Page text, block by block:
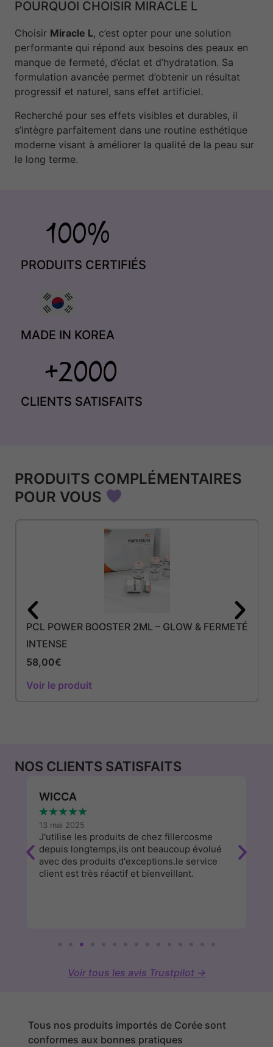
POURQUOI CHOISIR MIRACLE L
Choisir Miracle L, c’est opter pour une solution
performante qui répond aux besoins des peaux en
manque de fermeté, d’éclat et d’hydratation. Sa
formulation avancée permet d’obtenir un résultat
progressif et naturel, sans effet artificiel.
Recherché pour ses effets visibles et durables, il
s’intègre parfaitement dans une routine esthétique
moderne visant à améliorer la qualité de la peau sur
le long terme.
PRODUITS CERTIFIÉS
MADE IN KOREA
CLIENTS SATISFAITS
PRODUITS COMPLÉMENTAIRES
POUR VOUS
PCL POWER BOOSTER 2ML – GLOW & FERMETÉ
INTENSE
58,00€
Voir le produit
NOS CLIENTS SATISFAITS
WICCA
★★★★★
13 mai 2025
J'utilise les produits de chez fillercosme
depuis longtemps,ils ont beaucoup évolué
avec des produits d'exceptions.le service
client est très réactif et bienveillant.
Voir tous les avis Trustpilot →
Tous nos produits importés de Corée sont
conformes aux bonnes pratiques